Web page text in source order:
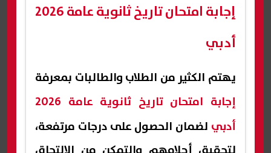
إجابة امتحان تاريخ ثانوية عامة 2026
أدبي
يهتم الكثير من الطلاب والطالبات بمعرفة
إجابة امتحان تاريخ ثانوية عامة 2026
أدبي لضمان الحصول على درجات مرتفعة،